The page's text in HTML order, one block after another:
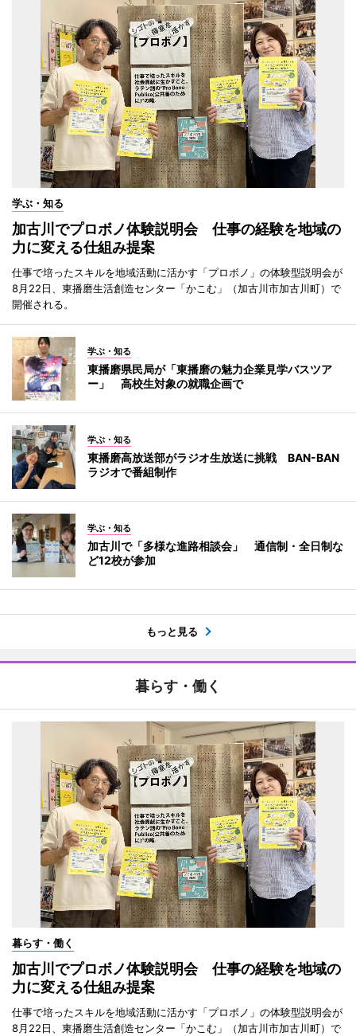
学ぶ・知る
加古川でプロボノ体験説明会 仕事の経験を地域の
力に変える仕組み提案
仕事で培ったスキルを地域活動に活かす「プロボノ」の体験型説明会が
8月22日、東播磨生活創造センター「かこむ」（加古川市加古川町）で
開催される。
学ぶ・知る
東播磨県民局が「東播磨の魅力企業見学バスツア
ー」 高校生対象の就職企画で
学ぶ・知る
東播磨高放送部がラジオ生放送に挑戦 BAN-BAN
ラジオで番組制作
学ぶ・知る
加古川で「多様な進路相談会」 通信制・全日制な
ど12校が参加
もっと見る
暮らす・働く
暮らす・働く
加古川でプロボノ体験説明会 仕事の経験を地域の
力に変える仕組み提案
仕事で培ったスキルを地域活動に活かす「プロボノ」の体験型説明会が
8月22日、東播磨生活創造センター「かこむ」（加古川市加古川町）で